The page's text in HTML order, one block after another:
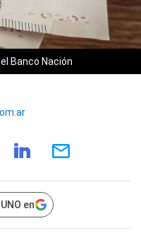
Banco Nación
en